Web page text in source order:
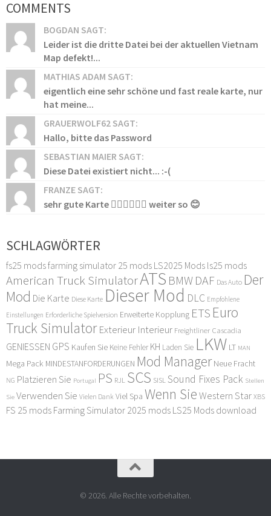
COMMENTS
BOGDAN SAGT:
Leider ist die dritte Datei bei der aktuellen Vietnam
Map defekt!...
MATHIAS ADAM SAGT:
eigentlich eine sehr schöne und fast reale karte, nur
hat meine...
GRAUERWOLF62 SAGT:
Hallo, bitte das Password
SEBASTIAN MAIER SAGT:
Diese Datei existiert nicht... :-(
FRANZE SAGT:
sehr gute Karte 👍🏻👍🏻👍🏻 weiter so 😊
SCHLAGWÖRTER
fs25 modsfarming simulator 25 mods LS2025 Mods ls25 mods
American Truck SimulatorATS BMW DAF Das Auto Der
Mod Die Karte Diese Karte Dieser Mod DLC Empfohlene
Einstellungen Erforderliche Spielversion Erweiterte Kopplung ETS Euro
Truck Simulator Exterieur Interieur Freightliner Cascadia
GENIESSEN GPS Kaufen Sie Keine Fehler KH Laden Sie LKW LT MAN
Mega Pack MINDESTANFORDERUNGEN Mod Manager Neue Fracht
NG Platzieren Sie Portugal PS RJL SCS SISL Sound Fixes Pack Stellen
Sie Verwenden Sie Vielen Dank Viel Spa Wenn Sie Western Star XBS
FS 25 mods Farming Simulator 2025 mods LS25 Mods download
© 2026. Alle Rechte vorbehalten.